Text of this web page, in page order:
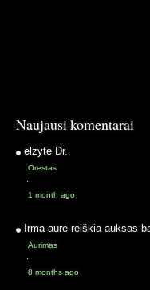
Naujausi komentarai
elzyte Dr.
Orestas
·
1 month ago
Irma aurė reiškia auksas
Aurimas
·
8 months ago